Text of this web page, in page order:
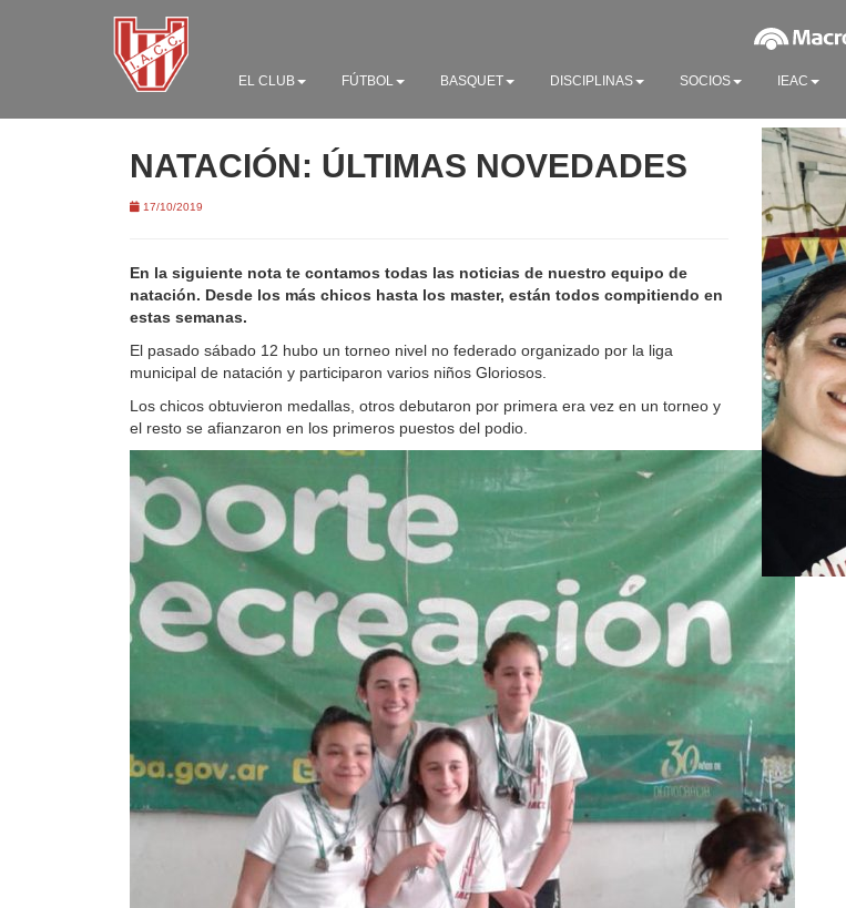
EL CLUB FÚTBOL BASQUET DISCIPLINAS SOCIOS IEAC
NATACIÓN: ÚLTIMAS NOVEDADES
17/10/2019
En la siguiente nota te contamos todas las noticias de nuestro equipo de
natación. Desde los más chicos hasta los master, están todos compitiendo en
estas semanas.
El pasado sábado 12 hubo un torneo nivel no federado organizado por la liga
municipal de natación y participaron varios niños Gloriosos.
Los chicos obtuvieron medallas, otros debutaron por primera era vez en un torneo y
el resto se afianzaron en los primeros puestos del podio.